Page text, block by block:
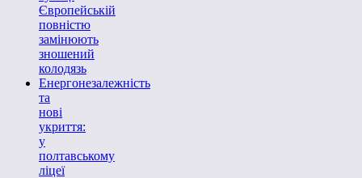
Європейській
повністю
замінюють
зношений
колодязь
Енергонезалежність
та
нові
укриття:
у
полтавському
ліцеї